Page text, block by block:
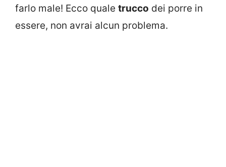
farlo male! Ecco quale trucco dei porre in
essere, non avrai alcun problema.